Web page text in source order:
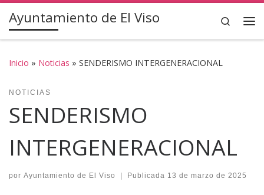
Saltar al contenido
Ayuntamiento de El Viso Search
Inicio » Noticias » SENDERISMO INTERGENERACIONAL
NOTICIAS
SENDERISMO
INTERGENERACIONAL
por Ayuntamiento de El Viso | Publicada 13 de marzo de 2025